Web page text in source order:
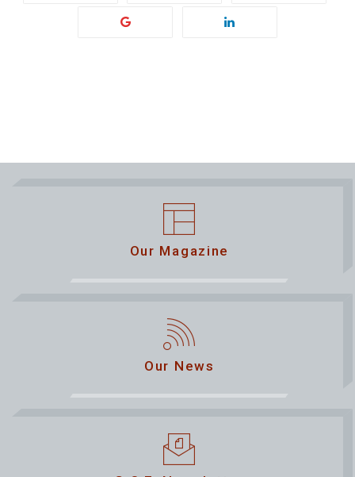
Our Magazine
Our News